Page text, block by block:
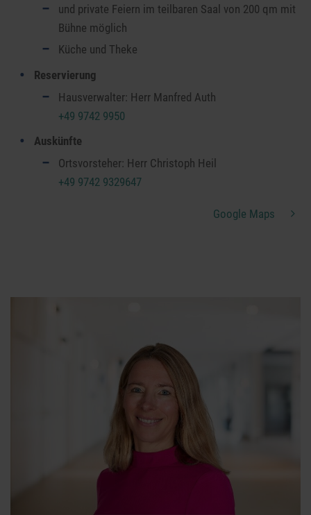
und private Feiern im teilbaren Saal von 200 qm mit
Bühne möglich
Küche und Theke
Reservierung
Hausverwalter: Herr Manfred Auth
+49 9742 9950
Auskünfte
Ortsvorsteher: Herr Christoph Heil
+49 9742 9329647
Google Maps